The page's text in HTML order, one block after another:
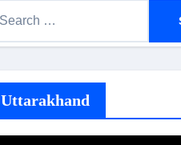
Uttarakhand